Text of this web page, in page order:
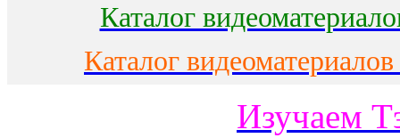
Каталог
Каталог
Изучаем